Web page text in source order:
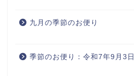
九月の季節のお便り
季節のお便り：令和7年9月3日